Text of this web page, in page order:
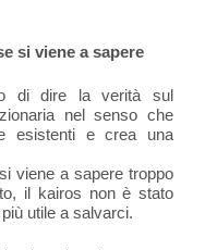
si viene a sapere
di dire la verità sul
nel senso che
esistenti e crea una
viene a sapere troppo
il kairos non è stato
utile a salvarci.